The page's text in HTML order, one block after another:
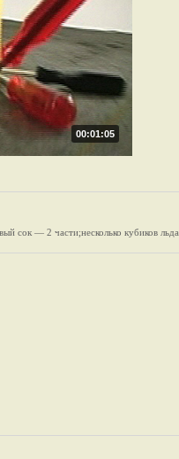
00:01:05
сок — 2 части;несколько кубиков льда.